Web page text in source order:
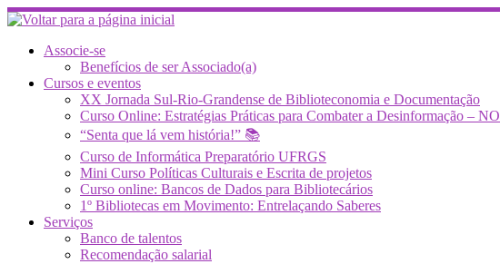
Skip
to
contentAssocie-se
Benefícios de ser Associado(a)
Cursos e eventos
XX Jornada Sul-Rio-Grandense de Biblioteconomia e Documentação
Curso Online: Estratégias Práticas para Combater a Desinformação –
“Senta que lá vem história!” 📚
Curso de Informática Preparatório UFRGS
Mini Curso Políticas Culturais e Escrita de projetos
Curso online: Bancos de Dados para Bibliotecários
1º Bibliotecas em Movimento: Entrelaçando Saberes
Serviços
Banco de talentos
Recomendação salarial